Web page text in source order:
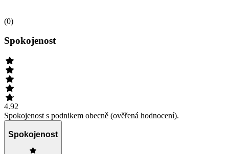
(0)
Spokojenost
4.92
Spokojenost s podnikem obecně (ověřená hodnocení).
Spokojenost